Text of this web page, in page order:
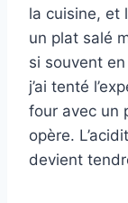
la cuisine, et
un plat salé
si souvent
j’ai tenté
four avec un
opère.
devient